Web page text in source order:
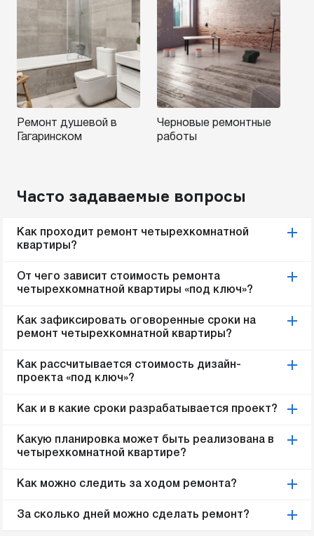
Ремонт душевой в
Гагаринском
Черновые ремонтные
работы
Часто задаваемые вопросы
Как проходит ремонт четырехкомнатной
квартиры?
От чего зависит стоимость ремонта
четырехкомнатной квартиры «под ключ»?
Как зафиксировать оговоренные сроки на
ремонт четырехкомнатной квартиры?
Как рассчитывается стоимость дизайн-
проекта «под ключ»?
Как и в какие сроки разрабатывается проект?
Какую планировка может быть реализована в
четырехкомнатной квартире?
Как можно следить за ходом ремонта?
За сколько дней можно сделать ремонт?